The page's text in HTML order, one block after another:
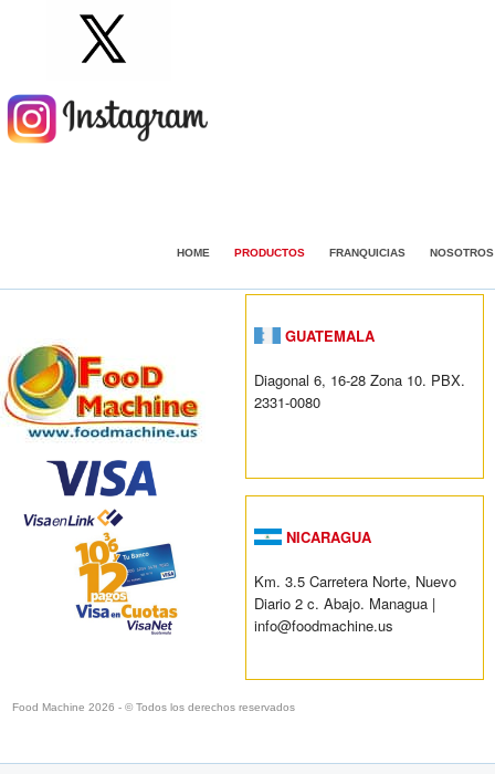
HOME PRODUCTOS FRANQUICIAS NOSOTROS
GUATEMALA
Diagonal 6, 16-28 Zona 10. PBX.
2331-0080
NICARAGUA
Km. 3.5 Carretera Norte, Nuevo
Diario 2 c. Abajo. Managua |
info@foodmachine.us
Food Machine 2026 - © Todos los derechos reservados